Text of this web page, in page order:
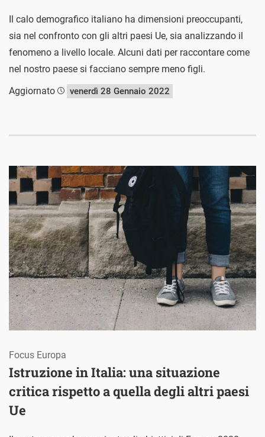
Il calo demografico italiano ha dimensioni preoccupanti,
sia nel confronto con gli altri paesi Ue, sia analizzando il
fenomeno a livello locale. Alcuni dati per raccontare come
nel nostro paese si facciano sempre meno figli.
Aggiornato
venerdì 28 Gennaio 2022
Istruzione in Italia: una situazione
critica rispetto a quella degli altri paesi
Ue
Focus Europa